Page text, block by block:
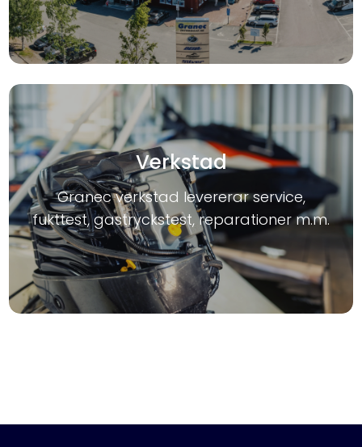
Verkstad
Granec verkstad levererar service,
fukttest, gastryckstest, reparationer m.m.